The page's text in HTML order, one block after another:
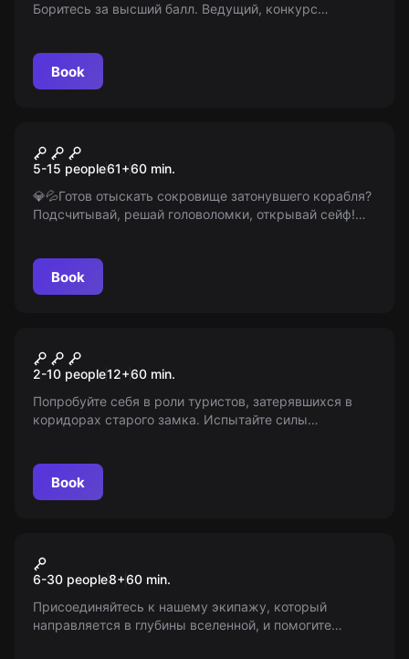
Боритесь за высший балл. Ведущий, конкурс
Book
Поиск сокровищ
5-15 people61+60 min.
💎💦Готов отыскать сокровище затонувшего корабля?
Подсчитывай, решай головоломки, открывай сейф!
Book
Тайна красного замка
2-10 people12+60 min.
Попробуйте себя в роли туристов, затерявшихся в
коридорах старого замка. Испытайте силы
услуг несет организатор игры.
Book
Поиск экипажа
6-30 people8+60 min.
Присоединяйтесь к нашему экипажу, который
направляется в глубины вселенной, и помогите